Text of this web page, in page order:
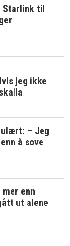
Starlink til
jeg ikke
– Jeg
å sove
enn
ut alene